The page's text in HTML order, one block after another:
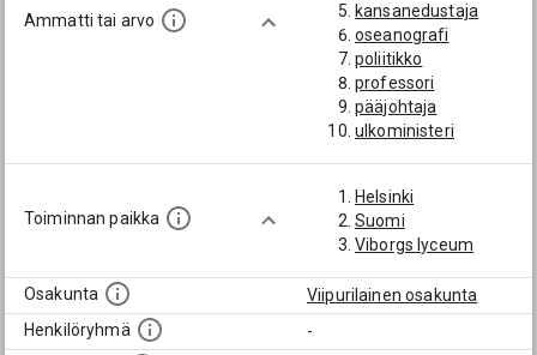
Ammatti tai arvo
kansanedustaja
oseanografi
poliitikko
professori
pääjohtaja
ulkoministeri
Toiminnan paikka
Helsinki
Suomi
Viborgs lyceum
Osakunta
Viipurilainen osakunta
Henkilöryhmä
-